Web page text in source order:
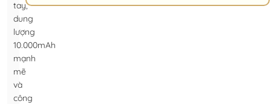
tay,
dung
lượng
10.000mAh
mạnh
mẽ
và
công